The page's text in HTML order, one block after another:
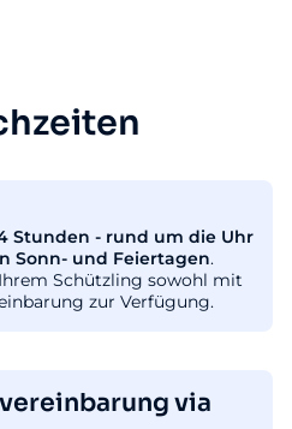
Stunden - rund um die Uhr
Sonn- und Feiertagen.
Schützling sowohl mit
zur Verfügung.
via